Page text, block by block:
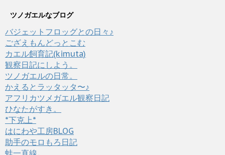
ツノガエルなブログ
バジェットフロッグとの日々♪
ござえもんどっとこむ
カエル飼育記(kimuta)
観察日記にしよう。
ツノガエルの日常。
かえるとラッタッタ〜♪
アフリカツメガエル観察日記
ひなたがすき。
*下克上*
はにわや工房BLOG
助手のモロもろ日記